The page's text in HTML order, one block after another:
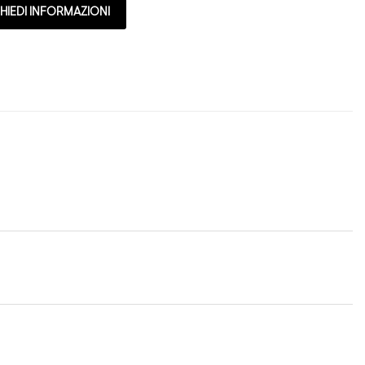
INFORMAZIONI